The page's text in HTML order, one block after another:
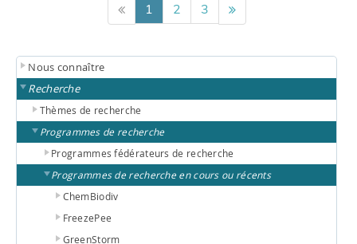
1 2 3
Nous connaître
Recherche
Thèmes de recherche
Programmes de recherche
Programmes fédérateurs de recherche
Programmes de recherche en cours ou récents
ChemBiodiv
FreezePee
GreenStorm